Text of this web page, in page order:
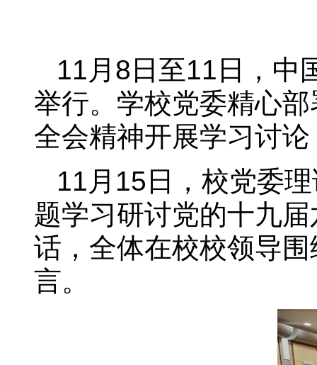
11月8日至11日，中
举行。学校党委精心
全会精神开展学习讨
11月15日，校党委
题学习研讨党的十九
话，全体在校校领导
言。